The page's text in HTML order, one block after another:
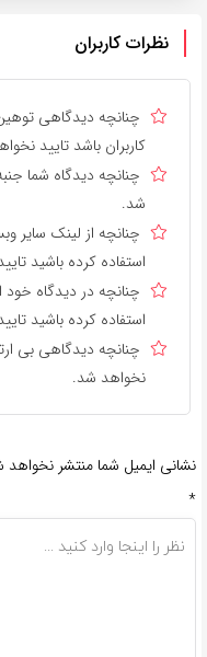
نظرات کاربران
چنانچه دیدگاهی
کاربران باشد تایید
چنانچه دیدگاه شما
شد.
چنانچه از لینک سایر
استفاده کرده باشید
چنانچه در دیدگاه خود
استفاده کرده باشید
چنانچه دیدگاهی بی
نخواهد شد.
نشانی ایمیل شما منتشر
*